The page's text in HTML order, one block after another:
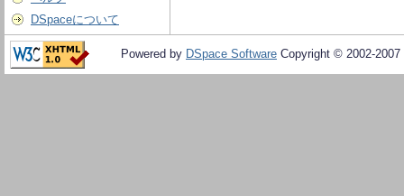
DSpaceについて
Powered by DSpace Software Copyright © 2002-2007